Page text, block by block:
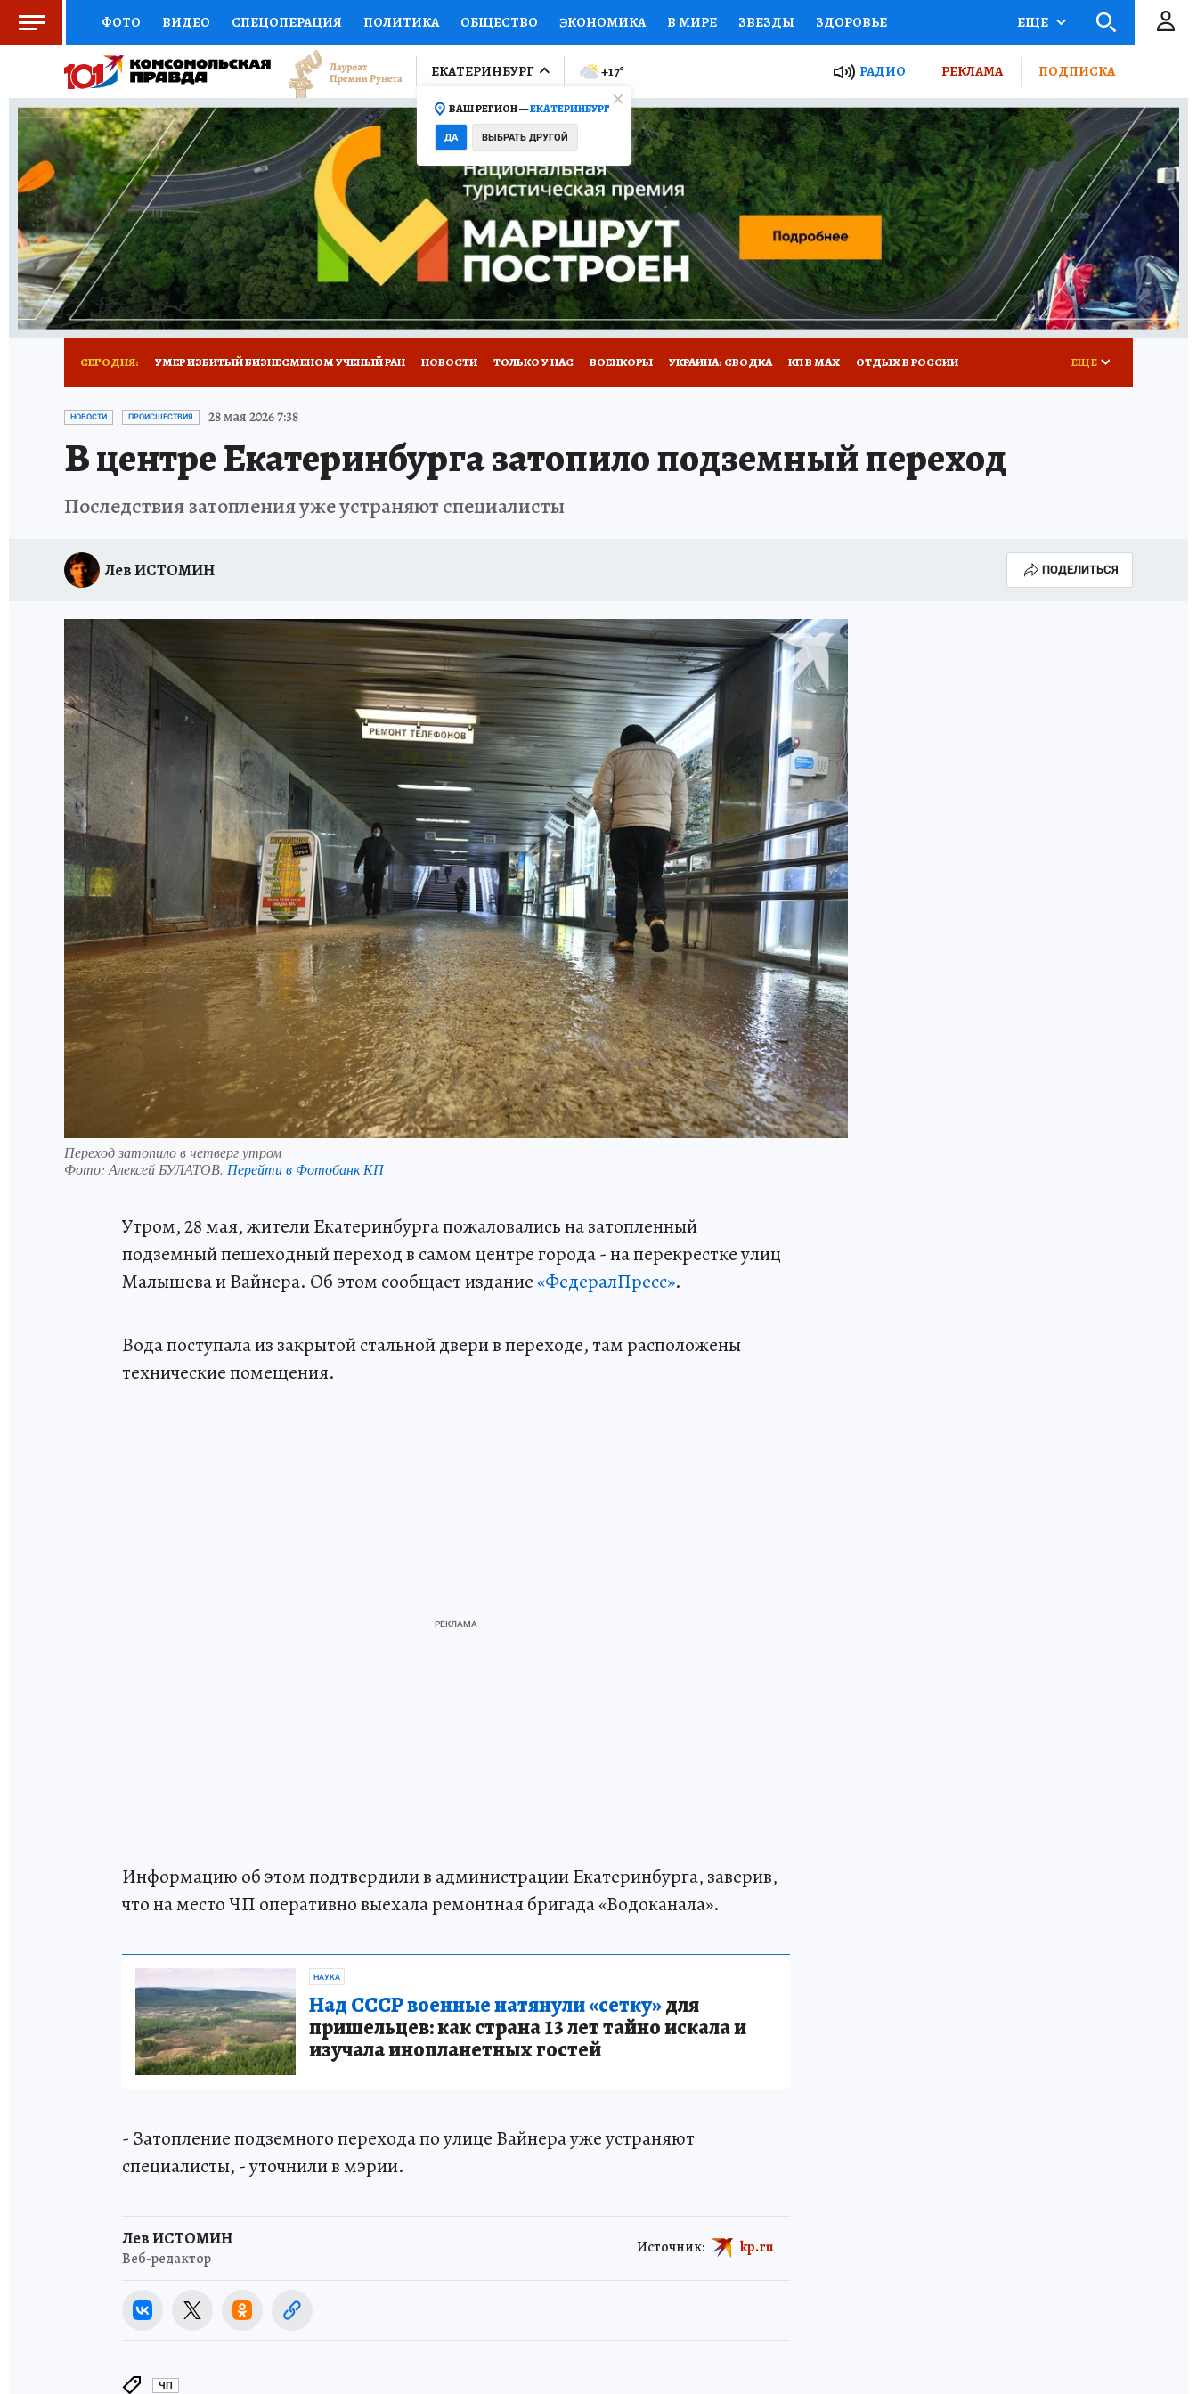
ФОТО ВИДЕО СПЕЦОПЕРАЦИЯ ПОЛИТИКА ОБЩЕСТВО ЭКОНОМИКА В МИРЕ ЗВЕЗДЫ ЗДОРОВЬЕ
СОЦПОДДЕРЖКА НАУКА СПОРТ КОЛУМНИСТЫ ПРОИСШЕСТВИЯ НАЦИОНАЛЬНЫЕ ПРОЕКТЫ РОССИИ
ВЫБОР ЭКСПЕРТОВ ДОКТОР ФИНАНСЫ ОТКРЫВАЕМ МИР Я ЗНАЮ СЕМЬЯ ЖЕНСКИЕ СЕКРЕТЫ ПУТЕВОДИТЕЛЬ
КНИЖНАЯ ПОЛКА ПРОГНОЗЫ НА СПОРТ ПРОМОКОДЫ СЕРИАЛЫ СПЕЦПРОЕКТЫ ДЕФИЦИТ ЖЕЛЕЗА ТУРИЗМ
ПРЕСС-ЦЕНТР НЕДВИЖИМОСТЬ ТЕЛЕВИЗОР КОЛЛЕКЦИИ КОНКУРСЫ РАБОТА У НАС ГИД ПОТРЕБИТЕЛЯ ВСЕ О КП
РАДИО КП ТЕСТЫ НОВОЕ НА САЙТЕ
ЕЩЕ
ЕКАТЕРИНБУРГ
ВАШ РЕГИОН —ЕКАТЕРИНБУРГ
ДА ВЫБРАТЬ ДРУГОЙ
+17° РАДИО РЕКЛАМА ПОДПИСКА
СЕГОДНЯ: УМЕР ИЗБИТЫЙ БИЗНЕСМЕНОМ УЧЕНЫЙ РАН НОВОСТИ ТОЛЬКО У НАС ВОЕНКОРЫ УКРАИНА: СВОДКА КП В МАХ ОТДЫХ В РОССИИ
ЗАПОВЕДНАЯ РОССИЯ ПРОИСШЕСТВИЯ
ЕЩЕ
НОВОСТИ ПРОИСШЕСТВИЯ 28 мая 2026 7:38
В центре Екатеринбурга затопило подземный переход
Последствия затопления уже устраняют специалисты
Лев ИСТОМИН ПОДЕЛИТЬСЯ
Переход затопило в четверг утром
Фото: Алексей БУЛАТОВ. Перейти в Фотобанк КП
Утром, 28 мая, жители Екатеринбурга пожаловались на затопленный
подземный пешеходный переход в самом центре города - на перекрестке улиц
Малышева и Вайнера. Об этом сообщает издание«ФедералПресс».
Вода поступала из закрытой стальной двери в переходе, там расположены
технические помещения.
Информацию об этом подтвердили в администрации Екатеринбурга, заверив,
что на место ЧП оперативно выехала ремонтная бригада «Водоканала».
НАУКА
Над СССР военные натянули «сетку»для
пришельцев: как страна 13 лет тайно искала и
изучала инопланетных гостей
- Затопление подземного перехода по улице Вайнера уже устраняют
специалисты, - уточнили в мэрии.
Лев ИСТОМИН
Веб-редактор
Источник: kp.ru
ЧП